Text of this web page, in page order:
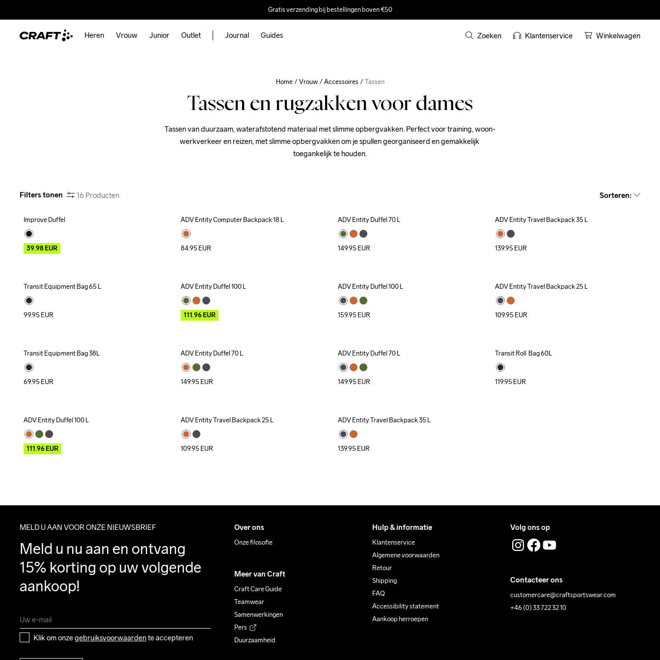
Gratis verzending bij bestellingen boven €50
Heren Vrouw Junior Outlet Journal Guides Zoeken Klantenservice Winkelwagen
Home Vrouw Accessoires Tassen
Tassen en rugzakken voor dames
Tassen van duurzaam, waterafstotend materiaal met slimme opbergvakken. Perfect voor training, woon-
werkverkeer en reizen, met slimme opbergvakken om je spullen georganiseerd en gemakkelijk
toegankelijk te houden.
Filters tonen 16 Producten Sorteren:
Outlet
Improve Duffel
39.98EUR
Recycled
ADV Entity Computer Backpack 18 L
84.95 EUR
ADV Entity Duffel 70 L
149.95 EUR
Recycled
ADV Entity Travel Backpack 35 L
139.95 EUR
Transit Equipment Bag 65 L
99.95 EUR
Outlet
ADV Entity Duffel 100 L
111.96EUR
ADV Entity Duffel 100 L
159.95 EUR
Recycled
ADV Entity Travel Backpack 25 L
109.95 EUR
Transit Equipment Bag 38L
69.95 EUR
ADV Entity Duffel 70 L
149.95 EUR
ADV Entity Duffel 70 L
149.95 EUR
Transit Roll  Bag 60L
119.95 EUR
Outlet
ADV Entity Duffel 100 L
111.96EUR
Recycled
ADV Entity Travel Backpack 25 L
109.95 EUR
Recycled
ADV Entity Travel Backpack 35 L
139.95 EUR
MELD U AAN VOOR ONZE NIEUWSBRIEF
Meld u nu aan en ontvang
15% korting op uw volgende
aankoop!
Klik om onze gebruiksvoorwaarden te accepteren
Over ons
Onze filosofie
Meer van Craft
Craft Care Guide
Teamwear
Samenwerkingen
Pers
Duurzaamheid
Hulp & informatie
Klantenservice
Algemene voorwaarden
Retour
Shipping
FAQ
Accessibility statement
Aankoop herroepen
Volg ons op
Contacteer ons
customercare@craftsportswear.com
+46 (0) 33 722 32 10